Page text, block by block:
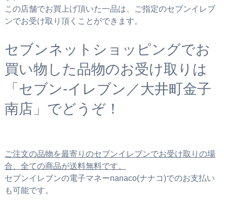
この店舗でお買上げ頂いた一品は、ご指定のセブンイレブ
ンでお受け取り頂くことができます。
セブンネットショッピングでお
買い物した品物のお受け取りは
「セブン‐イレブン／大井町金子
南店」でどうぞ！
ご注文の品物を最寄りのセブンイレブンでお受け取りの場
合、全ての商品が送料無料です。
セブンイレブンの電子マネーnanaco(ナナコ)でのお支払い
も可能です。